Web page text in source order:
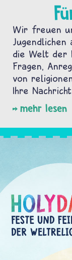
Wir freuen
die Welt der
Fragen,
von
Ihre
mehr lesen